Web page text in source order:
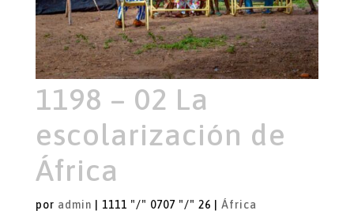
1198 – 02 La
escolarización de
África
por admin | 1111 "/" 0707 "/" 26 | África